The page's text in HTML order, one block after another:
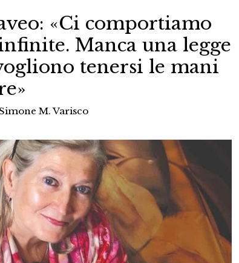
«Ci comportiamo
Manca una legge
tenersi le mani
M. Varisco